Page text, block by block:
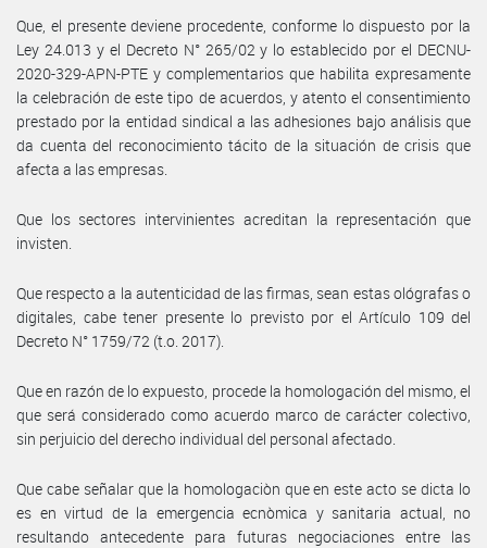
Que, el presente deviene procedente, conforme lo dispuesto por la
Ley 24.013 y el Decreto N° 265/02 y lo establecido por el DECNU-
2020-329-APN-PTE y complementarios que habilita expresamente
la celebración de este tipo de acuerdos, y atento el consentimiento
prestado por la entidad sindical a las adhesiones bajo análisis que
da cuenta del reconocimiento tácito de la situación de crisis que
afecta a las empresas.
Que los sectores intervinientes acreditan la representación que
invisten.
Que respecto a la autenticidad de las firmas, sean estas ológrafas o
digitales, cabe tener presente lo previsto por el Artículo 109 del
Decreto N° 1759/72 (t.o. 2017).
Que en razón de lo expuesto, procede la homologación del mismo, el
que será considerado como acuerdo marco de carácter colectivo,
sin perjuicio del derecho individual del personal afectado.
Que cabe señalar que la homologaciòn que en este acto se dicta lo
es en virtud de la emergencia ecnòmica y sanitaria actual, no
resultando antecedente para futuras negociaciones entre las